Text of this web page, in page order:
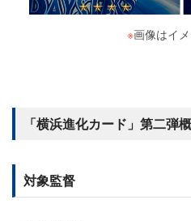
※画像はイ
「横浜進化カード」第二弾
対象監督